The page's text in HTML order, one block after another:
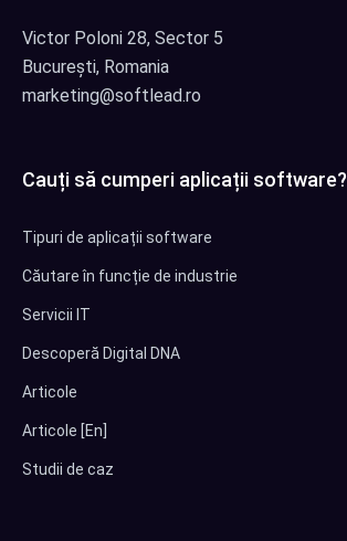
Victor Poloni 28, Sector 5
București, Romania
marketing@softlead.ro
Cauți să cumperi aplicații software?
Tipuri de aplicații software
Căutare în funcție de industrie
Servicii IT
Descoperă Digital DNA
Articole
Articole [En]
Studii de caz